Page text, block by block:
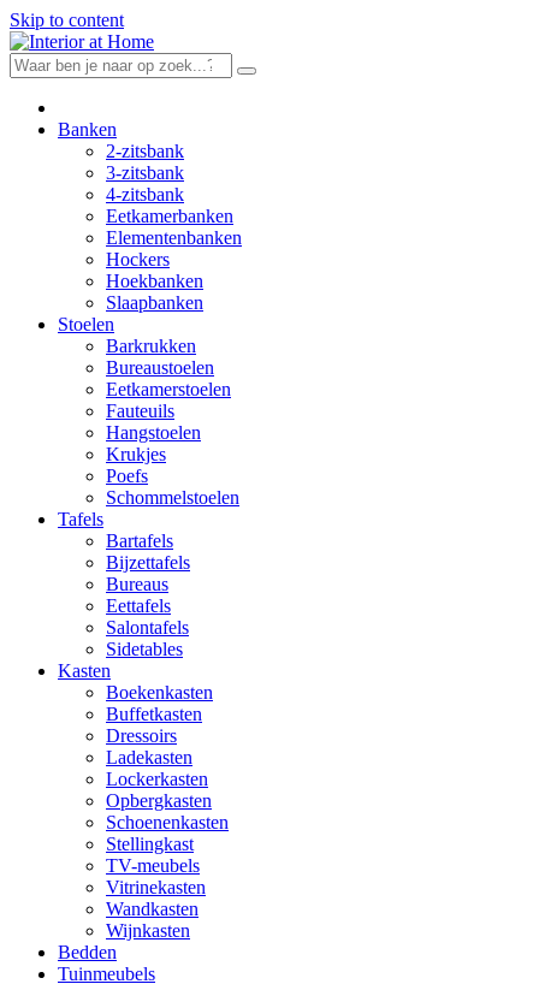
Skip to content
Banken
2-zitsbank
3-zitsbank
4-zitsbank
Eetkamerbanken
Elementenbanken
Hockers
Hoekbanken
Slaapbanken
Stoelen
Barkrukken
Bureaustoelen
Eetkamerstoelen
Fauteuils
Hangstoelen
Krukjes
Poefs
Schommelstoelen
Tafels
Bartafels
Bijzettafels
Bureaus
Eettafels
Salontafels
Sidetables
Kasten
Boekenkasten
Buffetkasten
Dressoirs
Ladekasten
Lockerkasten
Opbergkasten
Schoenenkasten
Stellingkast
TV-meubels
Vitrinekasten
Wandkasten
Wijnkasten
Bedden
Tuinmeubels